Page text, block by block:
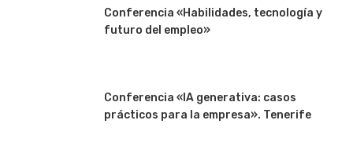
Conferencia «Habilidades, tecnología y
futuro del empleo»
Conferencia «IA generativa: casos
prácticos para la empresa». Tenerife